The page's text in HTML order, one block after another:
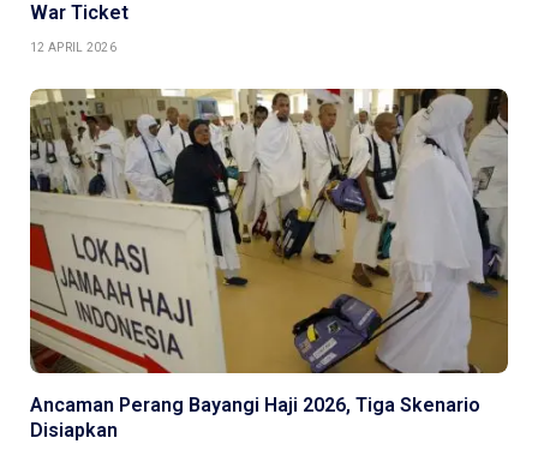
War Ticket
12 APRIL 2026
Ancaman Perang Bayangi Haji 2026, Tiga Skenario
Disiapkan